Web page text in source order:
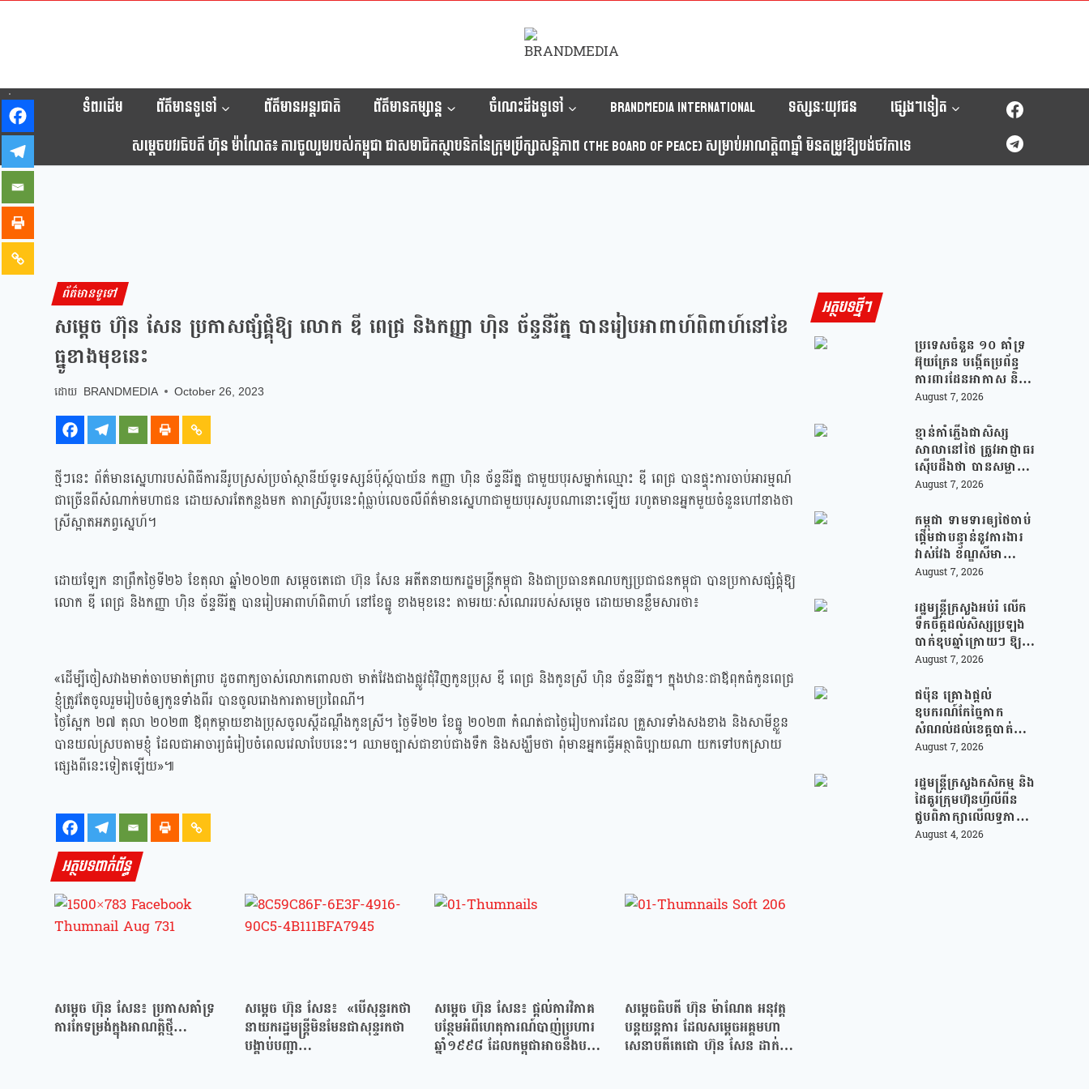
ទំពរដើម ព័ត៌មានទូទៅ ព័ត៌មានអន្តរជាតិ ព័ត៌មានកម្សាន្ត ចំណេះដឹងទូទៅ Brandmedia international ទស្សនៈយុវជន
ផ្សេងៗទៀត
សម្តេចបវរធិបតី ហ៊ុន ម៉ាណែត៖ ការចូលរួមរបស់កម្ពុជា ជាសមាជិកស្ថាបនិកនៃក្រុមប្រឹក្សាសន្តិភាព (The Board Of Peace) សម្រាប់អាណត្តិ៣ឆ្នាំ មិនតម្រូវឱ្យបង់ថវិកាទេ
ព័ត៌មានទូទៅ
សម្ដេច ហ៊ុន សែន ប្រកាសផ្សំផ្គុំឱ្យ លោក ឌី ពេជ្រ និងកញ្ញា ហ៉ិន ច័ន្ទនីរ័ត្ន បានរៀបអាពាហ៍ពិពាហ៍នៅខែ
ធ្នូខាងមុខនេះ
BRANDMEDIA October 26, 2023
ថ្មីៗនេះ ព័ត៌មានស្នេហារបស់ពិធីការនីរូបស្រស់ប្រចាំស្ថានីយ៍ទូរទស្សន៍ប៉ុស្ត៍បាយ័ន កញ្ញា ហ៊ិន ច័ន្ទនីរ័ត្ន ជាមួយបុរសម្នាក់ឈ្មោះ ឌី ពេជ្រ បានផ្ទុះការចាប់អារម្មណ៍
ជាច្រើនពីសំណាក់មហាជន ដោយសារតែកន្លងមក តារាស្រីរូបនេះពុំធ្លាប់លេចលឺព័ត៌មានស្នេហាជាមួយបុរសរូបណានោះឡើយ រហូតមានអ្នកមួយចំនួនហៅនាងថា
ស្រីស្អាតអភព្វស្នេហ៍។
ដោយឡែក នាព្រឹកថ្ងៃទី២៦ ខែតុលា ឆ្នាំ២០២៣ សម្តេចតេជោ ហ៊ុន សែន អតីតនាយករដ្ឋមន្ត្រីកម្ពុជា និងជាប្រធានគណបក្សប្រជាជនកម្ពុជា បានប្រកាសផ្សំផ្គុំឱ្យ
លោក ឌី ពេជ្រ និងកញ្ញា ហ៉ិន ច័ន្ទនីរ័ត្ន បានរៀបអាពាហ៍ពិពាហ៍ នៅខែធ្នូ ខាងមុខនេះ តាមរយៈសំណេររបស់សម្ដេច ដោយមានខ្លឹមសារថា៖
«ដើម្បីចៀសវាងមាត់ចាបមាត់ព្រាប ដូចពាក្យចាស់លោកពោលថា មាត់វែងជាងផ្លូវជុំវិញកូនប្រុស ឌី ពេជ្រ និងកូនស្រី ហុិន ច័ន្ទនីរ័ត្ន។ ក្នុងឋានៈជាឪពុកធំកូនពេជ្រ
ខ្ញុំត្រូវតែចូលរួមរៀបចំឲ្យកូនទាំងពីរ បានចូលរោងការតាមប្រពៃណី។
ថ្ងៃស្អែក ២៧ តុលា ២០២៣ ឪពុកម្តាយខាងប្រុសចូលស្តីដណ្តឹងកូនស្រី។ ថ្ងៃទី២២ ខែធ្នូ ២០២៣ កំណត់ជាថ្ងៃរៀបការដែល គ្រួសារទាំងសងខាង និងសាមីខ្លួន
បានយល់ស្របតាមខ្ញុំ ដែលជាអាចារ្យធំរៀបចំពេលវេលាបែបនេះ។ ឈាមច្បាស់ជាខាប់ជាងទឹក និងសង្ឃឹមថា ពុំមានអ្នកធ្វើអត្ថាធិប្បាយណា យកទៅបកស្រាយ
ផ្សេងពីនេះទៀតឡើយ»៕
អត្ថបទពាក់ព័ន្ធ
សម្ដេច ហ៊ុន សែន៖ ប្រកាសគាំទ្រ
ការកែទម្រង់ក្នុងអាណត្តិថ្មី…
សម្ដេច ហ៊ុន សែន៖ «បើសុន្ទរកថា
នាយករដ្ឋមន្ត្រីមិនមែនជាសុន្ទរកថា
បង្គាប់បញ្ជា…
សម្ដេច ហ៊ុន សែន៖ ផ្តល់ការវិភាគ
បន្ថែមអំពីហេតុការណ៍បាញ់ប្រហារ
ឆ្នាំ១៩៩៨ ដែលកម្ពុជាអាចនឹងបន្ត
សម្តេចធិបតី ហ៊ុន ម៉ាណែត អនុវត្ត
បន្តយន្តការ ដែលសម្ដេចអគ្គមហា
សេនាបតីតេជោ ហ៊ុន សែន ដាក់ឱ្យ
អត្ថបទថ្មីៗ
ប្រទេសចំនួន ១០ គាំទ្រ
អ៊ុយក្រែន បង្កើតប្រព័ន្ធ
ការពារដែនអាកាស និងមី
ស៊ីលបាលីស្ទិក រួមគ្នាជា
August 7, 2026
ខ្មាន់កាំភ្លើងជាសិស្ស
សាលានៅថៃ ត្រូវអាជ្ញាធរ
ស៊ើបដឹងថា បានសម្លាប់
យាយតារបស់ខ្លួន មុន
នៅសាលារៀន
August 7, 2026
កម្ពុជា ទាមទារឲ្យថៃចាប់
ផ្តើមជាបន្ទាន់នូវការងារ
វាស់វែង ខ័ណ្ឌសីមា
ព្រំដែនគោគ (JBC) និង
សសឹកវិលទៅលំនៅឋាន
វិញ ដោយគ្មានការរារាំង
August 7, 2026
រដ្ឋមន្រ្តីក្រសួងអប់រំ លើក
ទឹកចិត្តដល់សិស្សប្រឡង
បាក់ឌុបឆ្នាំក្រោយៗ ឱ្យ
ជ្រើសរើសយកការប្រឡង
ឆ្លើយតបទៅនឹងតម្រូវការ
ធនធានមនុស្សក្នុងយុគ
សម័យបច្ចេកវិទ្យា
August 7, 2026
ជប៉ុន គ្រោងផ្តល់
ឧបករណ៍កែច្នៃកាក
សំណល់ដល់ខេត្តបាត់
ដំបង ដើម្បីជួយលើក
គ្រប់គ្រងសំណល់
August 7, 2026
រដ្ឋមន្រ្តីក្រសួងកសិកម្ម និង
ដៃគូរក្រុមហ៊ុនហ្វីលីពីន
ជួបពិភាក្សាលើលទ្ធភាព
ជំរុញការនាំចេញកសិផល
August 4, 2026